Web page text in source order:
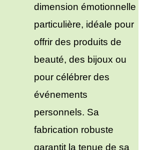
dimension émotionnelle
particulière, idéale pour
offrir des produits de
beauté, des bijoux ou
pour célébrer des
événements
personnels. Sa
fabrication robuste
garantit la tenue de sa